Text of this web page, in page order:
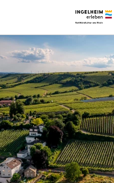
Discover
Wine &
Kaiserpfalz,
Plan
Info &